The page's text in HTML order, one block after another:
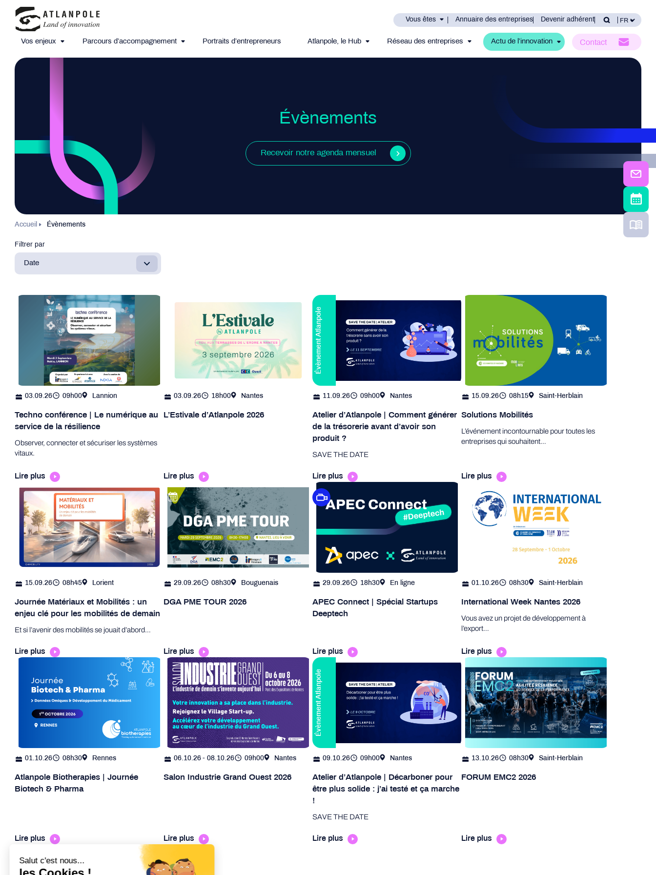
Vous êtes Annuaire des entreprises Devenir adhérent
Vos enjeux Parcours d’accompagnement Portraits d’entrepreneurs Atlanpole, le Hub Réseau des entreprises Actu de l’innovation Contact
Évènements
Recevoir notre agenda mensuel
Accueil Évènements
Filtrer par
Date
03.09.26 09h00 Lannion
Techno conférence | Le numérique au
service de la résilience
Observer, connecter et sécuriser les systèmes
vitaux.
Lire plus
03.09.26 18h00 Nantes
L’Estivale d’Atlanpole 2026
Lire plus
Évènement Atlanpole
11.09.26 09h00 Nantes
Atelier d’Atlanpole | Comment générer
de la trésorerie avant d’avoir son
produit ?
SAVE THE DATE
Lire plus
15.09.26 08h15 Saint-Herblain
Solutions Mobilités
L’événement incontournable pour toutes les
entreprises qui souhaitent…
Lire plus
15.09.26 08h45 Lorient
Journée Matériaux et Mobilités : un
enjeu clé pour les mobilités de demain
Et si l’avenir des mobilités se jouait d’abord…
Lire plus
29.09.26 08h30 Bouguenais
DGA PME TOUR 2026
Lire plus
29.09.26 18h30 En ligne
APEC Connect | Spécial Startups
Deeptech
Lire plus
01.10.26 08h30 Saint-Herblain
International Week Nantes 2026
Vous avez un projet de développement à
l’export…
Lire plus
01.10.26 08h30 Rennes
Atlanpole Biotherapies | Journée
Biotech & Pharma
Lire plus
06.10.26 - 08.10.26 09h00 Nantes
Salon Industrie Grand Ouest 2026
Lire plus
Évènement Atlanpole
09.10.26 09h00 Nantes
Atelier d’Atlanpole | Décarboner pour
être plus solide : j’ai testé et ça marche
!
SAVE THE DATE
Lire plus
13.10.26 08h30 Saint-Herblain
FORUM EMC2 2026
Lire plus